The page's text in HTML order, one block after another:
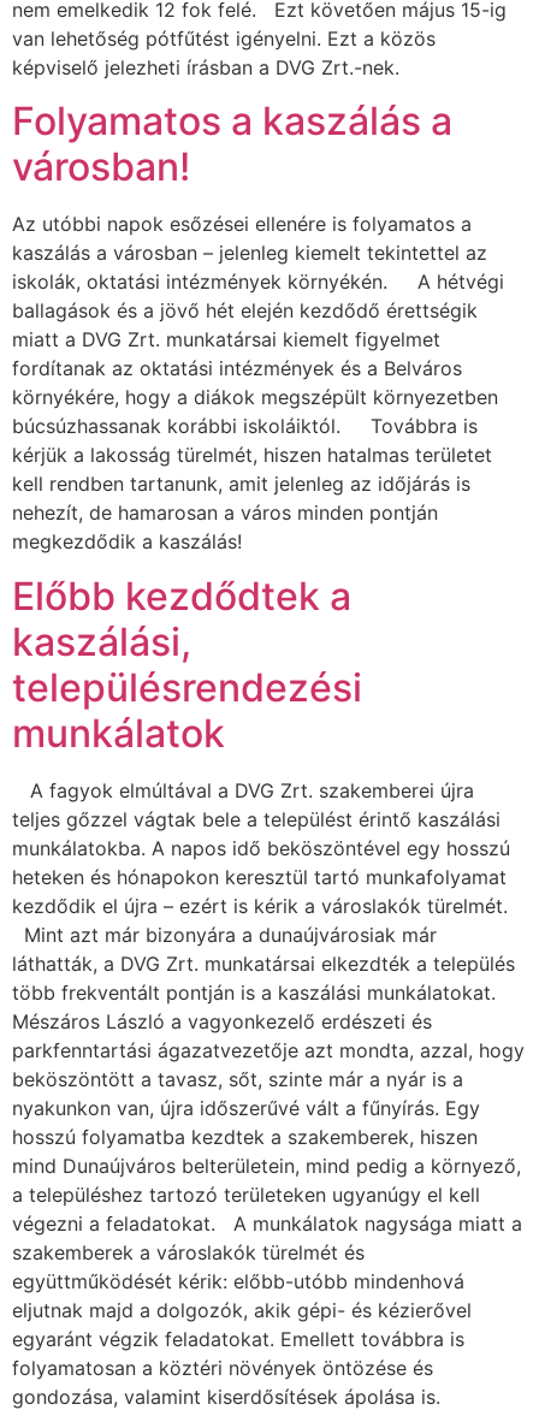
nem emelkedik 12 fok felé. Ezt követően május 15-ig
van lehetőség pótfűtést igényelni. Ezt a közös
képviselő jelezheti írásban a DVG Zrt.-nek.
Folyamatos a kaszálás a
városban!
Az utóbbi napok esőzései ellenére is folyamatos a
kaszálás a városban – jelenleg kiemelt tekintettel az
iskolák, oktatási intézmények környékén. A hétvégi
ballagások és a jövő hét elején kezdődő érettségik
miatt a DVG Zrt. munkatársai kiemelt figyelmet
fordítanak az oktatási intézmények és a Belváros
környékére, hogy a diákok megszépült környezetben
búcsúzhassanak korábbi iskoláiktól. Továbbra is
kérjük a lakosság türelmét, hiszen hatalmas területet
kell rendben tartanunk, amit jelenleg az időjárás is
nehezít, de hamarosan a város minden pontján
megkezdődik a kaszálás!
Előbb kezdődtek a
kaszálási,
településrendezési
munkálatok
A fagyok elmúltával a DVG Zrt. szakemberei újra
teljes gőzzel vágtak bele a települést érintő kaszálási
munkálatokba. A napos idő beköszöntével egy hosszú
heteken és hónapokon keresztül tartó munkafolyamat
kezdődik el újra – ezért is kérik a városlakók türelmét.
Mint azt már bizonyára a dunaújvárosiak már
láthatták, a DVG Zrt. munkatársai elkezdték a település
több frekventált pontján is a kaszálási munkálatokat.
Mészáros László a vagyonkezelő erdészeti és
parkfenntartási ágazatvezetője azt mondta, azzal, hogy
beköszöntött a tavasz, sőt, szinte már a nyár is a
nyakunkon van, újra időszerűvé vált a fűnyírás. Egy
hosszú folyamatba kezdtek a szakemberek, hiszen
mind Dunaújváros belterületein, mind pedig a környező,
a településhez tartozó területeken ugyanúgy el kell
végezni a feladatokat. A munkálatok nagysága miatt a
szakemberek a városlakók türelmét és
együttműködését kérik: előbb-utóbb mindenhová
eljutnak majd a dolgozók, akik gépi- és kézierővel
egyaránt végzik feladatokat. Emellett továbbra is
folyamatosan a köztéri növények öntözése és
gondozása, valamint kiserdősítések ápolása is.